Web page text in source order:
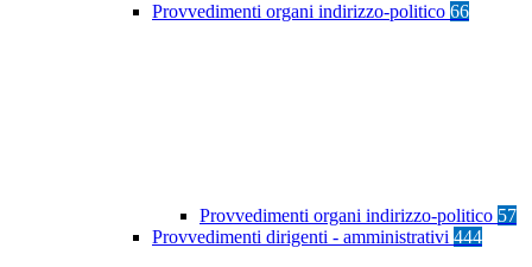
Provvedimenti organi indirizzo-politico 66
Provvedimenti organi indirizzo-politico 57
Provvedimenti dirigenti - amministrativi 444